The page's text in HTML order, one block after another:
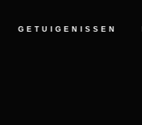
GETUIGENISSEN
op 125 beoordelingen